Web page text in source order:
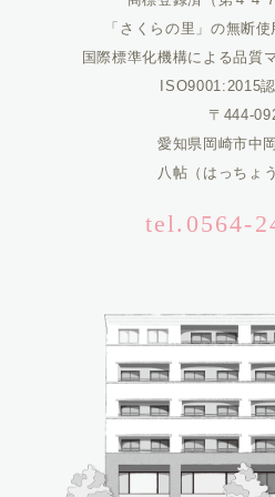
「さくらの里」の無断
国際標準化機構による品質
ISO9001:2015
〒444-
愛知県岡崎市中
八帖（はっちょ
tel.0564-